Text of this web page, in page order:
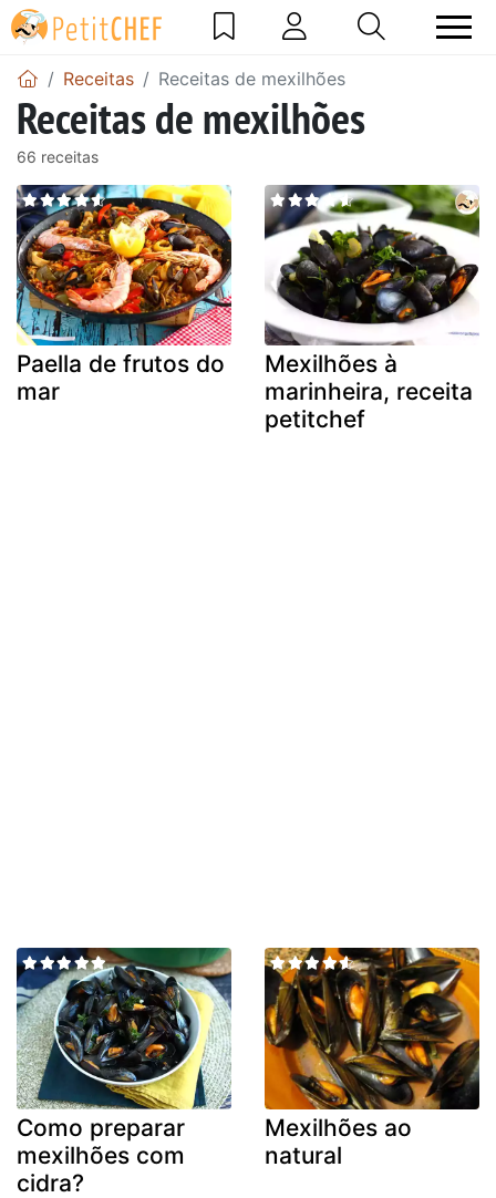
Receitas Receitas de mexilhões
Receitas de mexilhões
66 receitas
Paella de frutos do
mar
Mexilhões à
marinheira, receita
petitchef
Como preparar
mexilhões com
cidra?
Mexilhões ao
natural